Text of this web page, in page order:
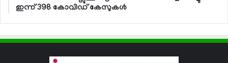
ഇന്ന് 398 കോവിഡ് കേസുകള്‍